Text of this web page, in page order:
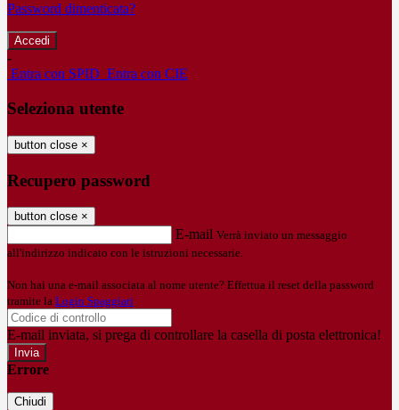
Password dimenticata?
-
Entra con SPID Entra con CIE
Seleziona utente
button close ×
Recupero password
button close ×
E-mail Verrà inviato un messaggio
all'indirizzo indicato con le istruzioni necessarie.
Non hai una e-mail associata al nome utente? Effettua il reset della password
tramite la Login Spaggiari
E-mail inviata, si prega di controllare la casella di posta elettronica!
Errore
Chiudi